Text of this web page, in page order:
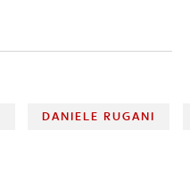
DANIELE RUGANI